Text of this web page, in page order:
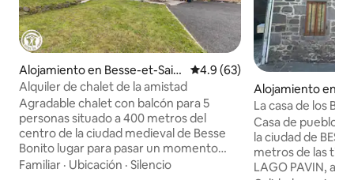
Alojamiento en Besse-et-Sain
t-Anastaise
Calificación promedio: 4.9 de
4.9 (63)
Alquiler de chalet de la amistad
Agradable chalet con balcón para 5
personas situado a 400 metros del
centro de la ciudad medieval de Besse
Bonito lugar para pasar un momento
inolvidable en las montañas Sala de estar
Familiar · Ubicación · Silencio
Alojamiento en
nt-Anastaise
La casa de los
recarga
Casa de pueblo
la ciudad de
metros de las
LAGO PAVIN, a